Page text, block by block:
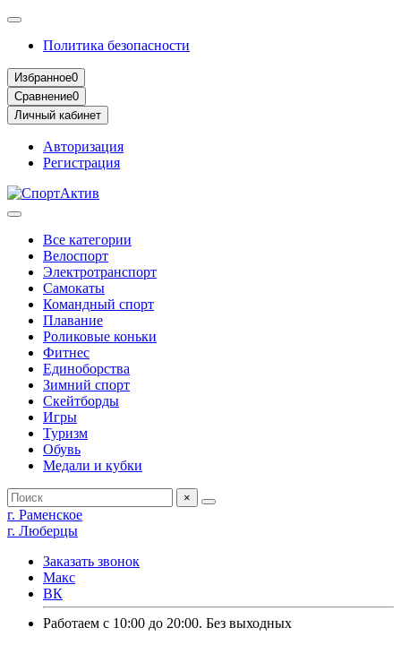
Политика безопасности
Избранное0
Сравнение0
Личный кабинет
Авторизация
Регистрация
Все категории
Велоспорт
Электротранспорт
Самокаты
Командный спорт
Плавание
Роликовые коньки
Фитнес
Единоборства
Зимний спорт
Скейтборды
Игры
Туризм
Обувь
Медали и кубки
×
г. Раменское
г. Люберцы
Заказать звонок
Макс
ВК
Работаем с 10:00 до 20:00. Без выходных